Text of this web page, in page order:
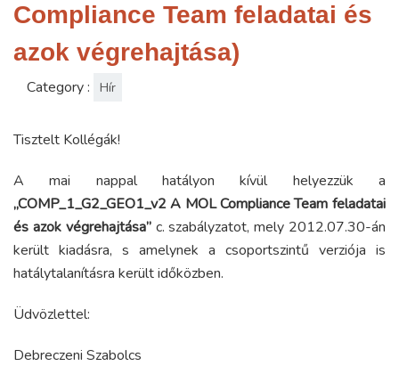
Compliance Team feladatai és
azok végrehajtása)
Category : Hír
Tisztelt Kollégák!
A mai nappal hatályon kívül helyezzük a
„COMP_1_G2_GEO1_v2 A MOL Compliance Team feladatai
és azok végrehajtása” c. szabályzatot, mely 2012.07.30-án
került kiadásra, s amelynek a csoportszintű verziója is
hatálytalanításra került időközben.
Üdvözlettel:
Debreczeni Szabolcs